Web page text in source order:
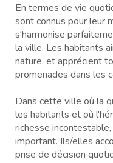
En termes de vie
sont connus pour leur
s'harmonise
la ville. Les habitants
nature, et apprécient
promenades dans les
Dans cette ville où la
les habitants et où
richesse
important. Ils/elles
prise de décision